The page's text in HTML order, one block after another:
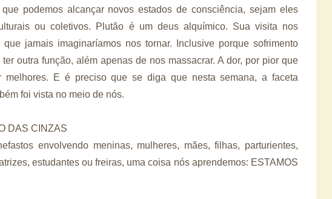
que podemos alcançar novos estados de consciência, sejam eles
ou coletivos. Plutão é um deus alquímico. Sua visita nos
que jamais imaginaríamos nos tornar. Inclusive porque sofrimento
outra função, além apenas de nos massacrar. A dor, por pior que
melhores. E é preciso que se diga que nesta semana, a faceta
foi vista no meio de nós.
DAS CINZAS
envolvendo meninas, mulheres, mães, filhas, parturientes,
estudantes ou freiras, uma coisa nós aprendemos: ESTAMOS